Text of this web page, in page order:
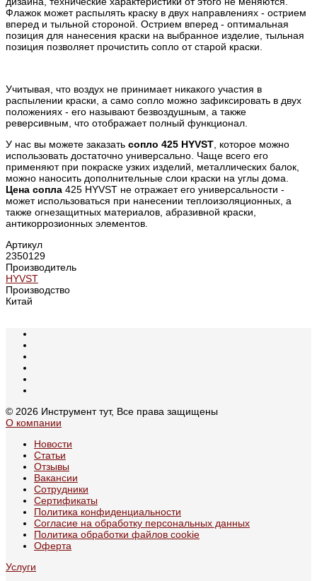
Флажок может распылять краску в двух направлениях - острием
вперед и тыльной стороной. Острием вперед - оптимальная
позиция для нанесения краски на выбранное изделие, тыльная
позиция позволяет прочистить сопло от старой краски.
Учитывая, что воздух не принимает никакого участия в
распылении краски, а само сопло можно зафиксировать в двух
положениях - его называют безвоздушным, а также
реверсивным, что отображает полный функционал.
У нас вы можете заказать сопло 425 HYVST , которое можно
использовать достаточно универсально. Чаще всего его
применяют при покраске узких изделий, металлических балок,
можно наносить дополнительные слои краски на углы дома.
Цена сопла 425 HYVST не отражает его универсальности -
может использоваться при нанесении теплоизоляционных, а
также огнезащитных материалов, абразивной краски,
антикоррозионных элементов.
Артикул
2350129
Производитель
HYVST
Производство
Китай
© 2026 Инструмент тут, Все права защищены
О компании
Новости
Статьи
Отзывы
Вакансии
Сотрудники
Сертификаты
Политика конфиденциальности
Согласие на обработку персональных данных
Политика обработки файлов cookie
Оферта
Услуги